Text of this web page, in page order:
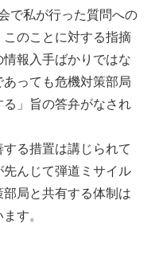
で私が行った質問への
のことに対する指摘
報入手ばかりではな
っても危機対策部局
」旨の答弁がなされ
る措置は講じられて
んじて弾道ミサイル
局と共有する体制は
ます。